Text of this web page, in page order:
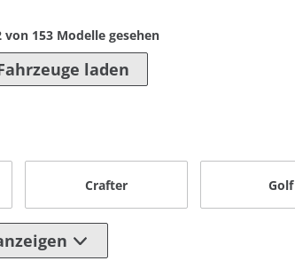
von 153Modelle gesehen
laden
Crafter Golf